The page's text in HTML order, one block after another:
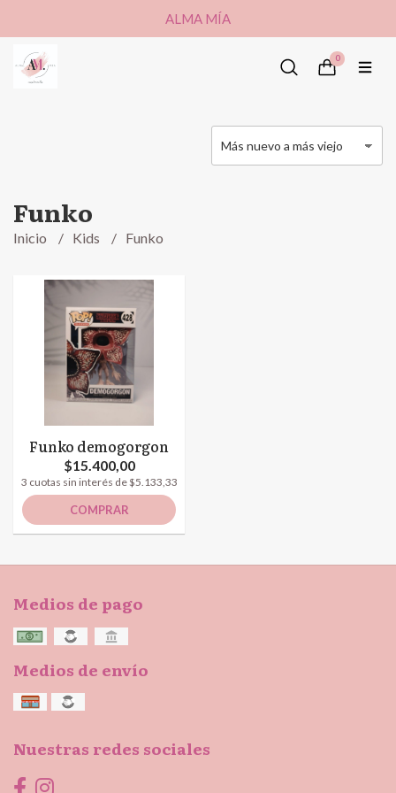
ALMA MÍA
0
Funko
Inicio Kids Funko
Funko demogorgon
$15.400,00
3 cuotas sin interés de $5.133,33
COMPRAR
Medios de pago
Medios de envío
Nuestras redes sociales